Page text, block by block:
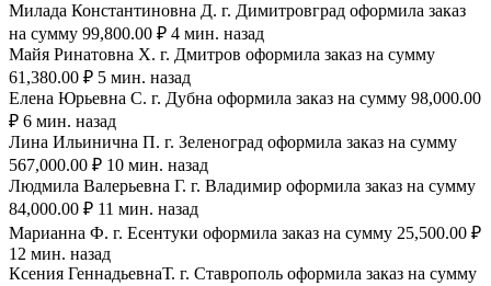
Милада Константиновна Д. г. Димитровград оформила заказ
на сумму 99,800.00 ₽ 4 мин. назад
Майя Ринатовна Х. г. Дмитров оформила заказ на сумму
61,380.00 ₽ 5 мин. назад
Елена Юрьевна С. г. Дубна оформила заказ на сумму 98,000.00
₽ 6 мин. назад
Лина Ильинична П. г. Зеленоград оформила заказ на сумму
567,000.00 ₽ 10 мин. назад
Людмила Валерьевна Г. г. Владимир оформила заказ на сумму
84,000.00 ₽ 11 мин. назад
Марианна Ф. г. Есентуки оформила заказ на сумму 25,500.00 ₽
12 мин. назад
Ксения ГеннадьевнаТ. г. Ставрополь оформила заказ на сумму